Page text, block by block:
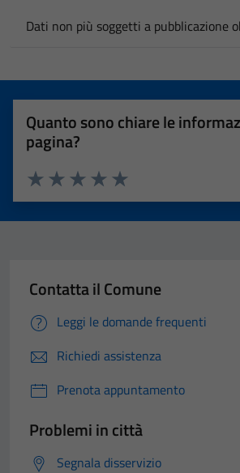
Dati non più soggetti a pubblicazione
Quanto sono chiare le
pagina?
Valuta 5 stelle su 5
Valuta 4 stelle su 5
Valuta 3 stelle su 5
Valuta 2 stelle su 5
Valuta 1 stelle su 5
Contatta il Comune
Leggi le domande frequenti
Richiedi assistenza
Prenota appuntamento
Problemi in città
Segnala disservizio